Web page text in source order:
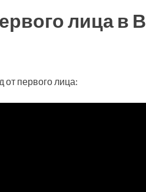
лица в
от первого лица: